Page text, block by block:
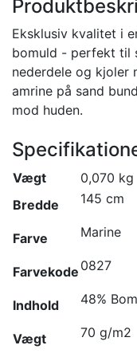
Eksklusiv kvalitet i
bomuld - perfekt til
nederdele og kjoler
amrine på sand
mod huden.
Vægt
0,070 kg
Bredde
145 cm
Farve Marine
Farvekode 0827
Indhold 48%
Vægt 70 g/m2